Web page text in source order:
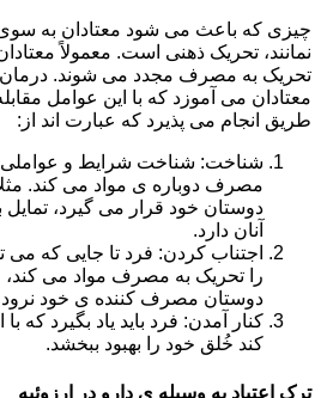
چیزی که باعث می شود معتادان به
نمانند، تحریک ذهنی است. معمولاً
تحریک به مصرف مجدد می شوند. درمان
معتادان می آموزد که با این عوامل
طریق انجام می پذیرد که عبارت اند از:
شناخت: شناخت شرایط و عواملی
مصرف دوباره ی مواد می کند.
دوستان خود قرار می گیرد،
آنان دارد.
اجتناب کردن: فرد تا جایی که می
را تحریک به مصرف مواد می کند،
دوستان مصرف کننده ی خود
کنار آمدن: فرد باید یاد بگیرد که
کند خُلق خود را بهبود ببخشد.
ترک اعتیاد به وسیله ی دارو در ارزوئیه